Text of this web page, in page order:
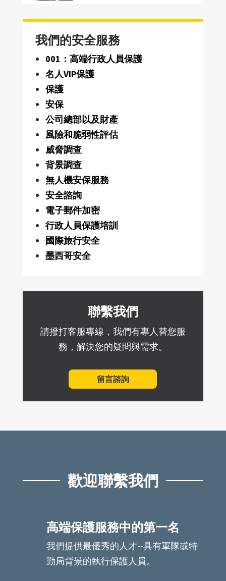
我們的安全服務
001：高端行政人員保護
名人VIP保護
保護
安保
公司總部以及財產
風險和脆弱性評估
威脅調查
背景調查
無人機安保服務
安全諮詢
電子郵件加密
行政人員保護培訓
國際旅行安全
墨西哥安全
聯繫我們
請撥打客服專線，我們有專人替您服
務，解決您的疑問與需求。
留言諮詢
歡迎聯繫我們
高端保護服務中的第一名
我們提供最優秀的人才--具有軍隊或特
勤局背景的執行保護人員。